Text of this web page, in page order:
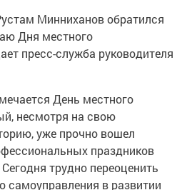
Минниханов обратился
Дня местного
пресс-служба руководителя
День местного
несмотря на свою
уже прочно вошел
праздников
трудно переоценить
самоуправления в развитии